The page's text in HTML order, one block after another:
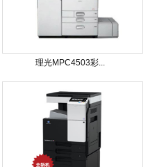
理光MPC4503彩...